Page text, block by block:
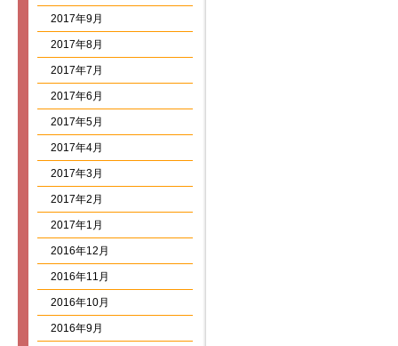
2017年9月
2017年8月
2017年7月
2017年6月
2017年5月
2017年4月
2017年3月
2017年2月
2017年1月
2016年12月
2016年11月
2016年10月
2016年9月